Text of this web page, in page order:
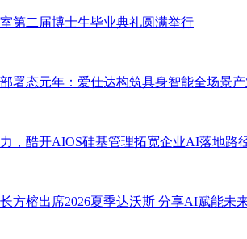
第二届博士生毕业典礼圆满举行
署态元年：爱仕达构筑具身智能全场景
，酷开AIOS硅基管理拓宽企业AI落地路
方榕出席2026夏季达沃斯 分享AI赋能未